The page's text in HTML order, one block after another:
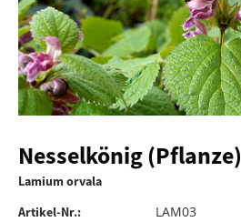
Nesselkönig (Pflanze)
Lamium orvala
Artikel-Nr.:
LAM03